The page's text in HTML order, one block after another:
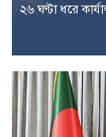
২৬ ঘণ্টা ধরে